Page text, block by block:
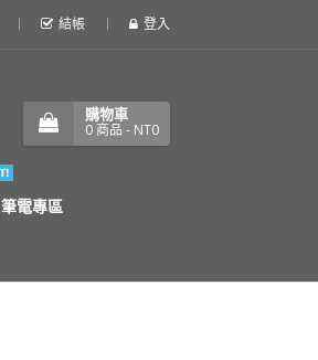
結帳 登入
購物車
0商品 - NT0
筆電專區